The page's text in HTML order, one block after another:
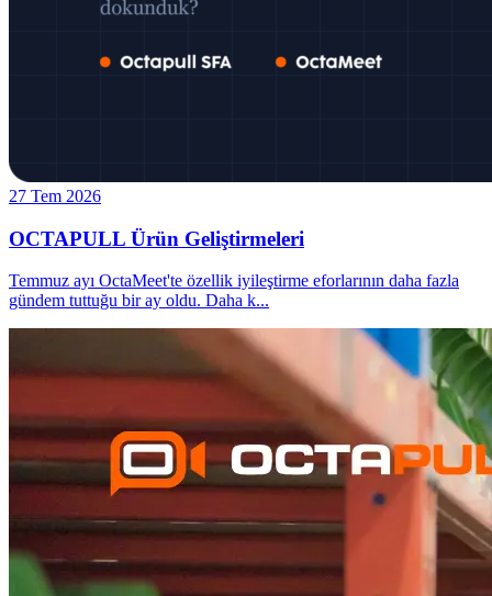
27 Tem 2026
OCTAPULL Ürün Geliştirmeleri
Temmuz ayı OctaMeet'te özellik iyileştirme eforlarının daha fazla
gündem tuttuğu bir ay oldu. Daha k...